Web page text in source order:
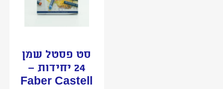
סט פסטל שמן
24 יחידות –
Faber Castell